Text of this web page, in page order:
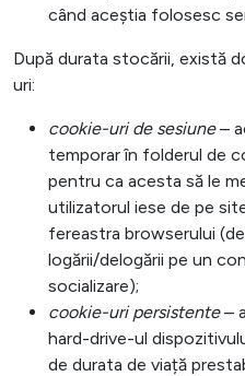
când aceștia folosesc
După durata stocării, există
uri:
cookie-uri de sesiune–
temporar în folderul de
pentru ca acesta să le
utilizatorul iese de pe
fereastra browserului
logării/delogării pe un
socializare);
cookie-uri persistente–
hard-drive-ul
de durata de viață